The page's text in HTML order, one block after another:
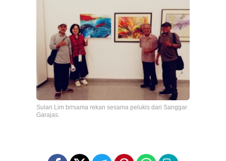
Sulan Lim brrsama rekan sesama pelukis dari Sanggar
Garajas.